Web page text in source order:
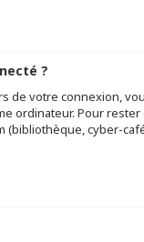
?
de votre connexion,
ordinateur. Pour rester
cyber-